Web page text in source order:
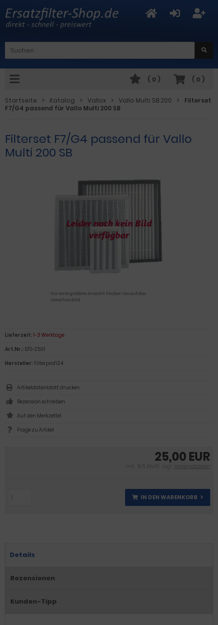
( 0 )
( 0 )
Startseite Katalog Vallox Vallo Multi SB 200
Filterset
F7/G4 passend für Vallo Multi 200 SB
Filterset F7/G4 passend für Vallo
Multi 200 SB
Für eine größere Ansicht klicken Sie auf das
Vorschaubild
25,00 EUR
inkl. 19 % MwSt. zzgl. Versandkosten
IN DEN WARENKORB
Lieferzeit: 1-3 Werktage
Art.Nr.: EFS-2501
Hersteller: Filterprofi24
Artikeldatenblatt drucken
Rezension schreiben
Frage zu Artikel
Details
Rezensionen
Kunden-Tipp